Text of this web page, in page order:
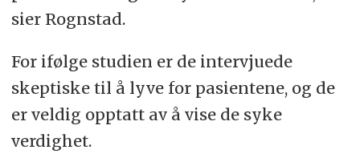
sier Rognstad.
For ifølge studien er de intervjuede
skeptiske til å lyve for pasientene, og de
er veldig opptatt av å vise de syke
verdighet.